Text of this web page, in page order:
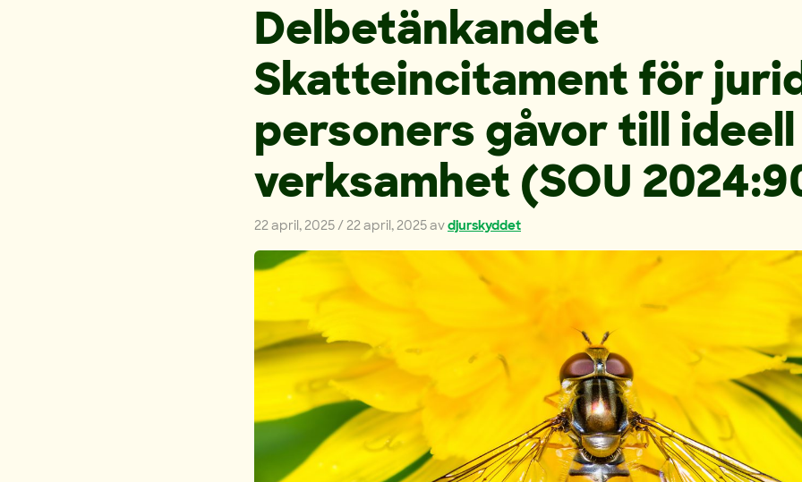
Delbetänkandet
Skatteincitament för
personers gåvor till ideell
verksamhet (SOU
22 april, 2025/ 22 april, 2025avdjurskyddet